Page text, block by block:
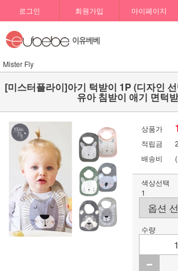
로그인 회원가입 마이페이지
Mister Fly
[미스터플라이]아기 턱받이 1P (디자인
유아 침받이 애기 면턱
상품가
적립금
배송비
색상선택
1
수량